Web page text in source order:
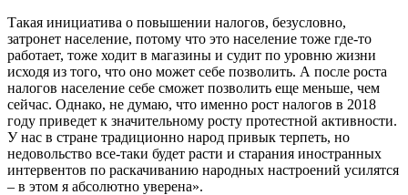
Такая инициатива о повышении налогов, безусловно,
затронет население, потому что это население тоже где-то
работает, тоже ходит в магазины и судит по уровню жизни
исходя из того, что оно может себе позволить. А после роста
налогов население себе сможет позволить еще меньше, чем
сейчас. Однако, не думаю, что именно рост налогов в 2018
году приведет к значительному росту протестной активности.
У нас в стране традиционно народ привык терпеть, но
недовольство все-таки будет расти и старания иностранных
интервентов по раскачиванию народных настроений усилятся
– в этом я абсолютно уверена».